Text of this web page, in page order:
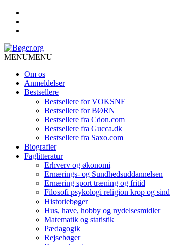
MENUMENU
Om os
Anmeldelser
Bestsellere
Bestsellere for VOKSNE
Bestsellere for BØRN
Bestsellere fra Cdon.com
Bestsellere fra Gucca.dk
Bestsellere fra Saxo.com
Biografier
Faglitteratur
Erhverv og økonomi
Ernærings- og Sundhedsuddannelsen
Ernæring sport træning og fritid
Filosofi psykologi religion krop og sind
Historiebøger
Hus, have, hobby og nydelsesmidler
Matematik og statistik
Pædagogik
Rejsebøger